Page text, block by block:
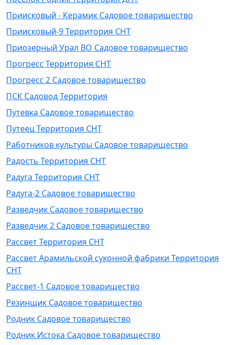
Приисковый - Керамик Садовое товарищество
Приисковый-9 Территория СНТ
Приозерный Урал ВО Садовое товарищество
Прогресс Территория СНТ
Прогресс 2 Садовое товарищество
ПСК Садовод Территория
Путевка Садовое товарищество
Путеец Территория СНТ
Работников культуры Садовое товарищество
Радость Территория СНТ
Радуга Территория СНТ
Радуга-2 Садовое товарищество
Разведчик Садовое товарищество
Разведчик 2 Садовое товарищество
Рассвет Территория СНТ
Рассвет Арамильской суконной фабрики Территория
СНТ
Рассвет-1 Садовое товарищество
Резинщик Садовое товарищество
Родник Садовое товарищество
Родник Истока Садовое товарищество